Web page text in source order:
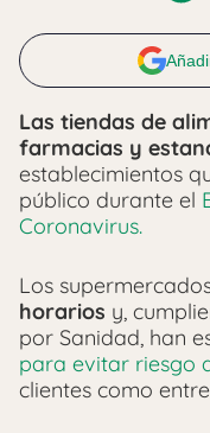
Las tiendas de
farmacias y
establecimientos
público durante el
Coronavirus.
Los
horarios y,
por Sanidad, han
para evitar riesgo
clientes como